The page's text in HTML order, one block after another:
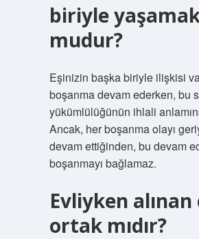
biriyle
mudur?
Eşinizin başka biriyle ilişkisi
boşanma devam ederken, bu
yükümlülüğünün ihlali
Ancak, her boşanma olayı
devam ettiğinden, bu devam
boşanmayı bağlamaz.
Evliyken alınan
ortak mıdır?